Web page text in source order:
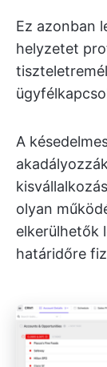
Ez azonban
helyzetet
A
olyan
elkerülhetők
határidőre